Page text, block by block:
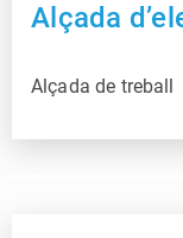
Alçada
Alçada de treball